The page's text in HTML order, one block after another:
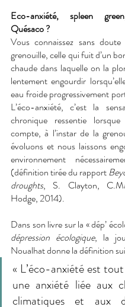
Eco-anxiété, spleen
Quésaco ?
Vous connaissez sans
grenouille, celle qui fuit d’un
chaude dans laquelle on la
lentement engourdir
eau froide progressivement
L’éco-anxiété, c’est la
chronique ressentie
compte, à l’instar de la
évoluons et nous laissons
environnement
(définition tirée du rapport
droughts, S. Clayton,
Hodge, 2014).
dépression écologique, la
Noualhat donne la définition
« L’éco-anxiété est
une anxiété liée aux
climatiques et aux